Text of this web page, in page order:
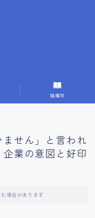
る
職種別
ません」と言われ
業の意図と好印
場合があります